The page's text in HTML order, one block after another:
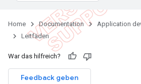
Home Documentation Application
Leitfäden
War das hilfreich?
Feedback geben